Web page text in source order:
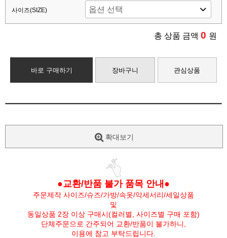
사이즈(SIZE)
총 상품 금액 0 원
바로 구매하기 장바구니 관심상품
확대보기
●교환/반품 불가 품목 안내●
주문제작 사이즈/슈즈/가방/속옷/악세서리/세일상품
및
동일상품 2장 이상 구매시(컬러별, 사이즈별 구매 포함)
단체주문으로 간주되어 교환/반품이 불가하니,
이용에 참고 부탁드립니다.